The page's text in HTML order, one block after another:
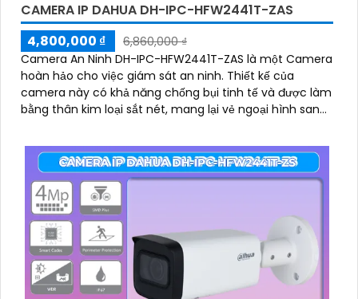
CAMERA IP DAHUA DH-IPC-HFW2441T-ZAS
4,800,000 ₫
6,860,000 ₫
Camera An Ninh DH-IPC-HFW2441T-ZAS là một Camera
hoàn hảo cho việc giám sát an ninh. Thiết kế của
camera này có khả năng chống bụi tinh tế và được làm
bằng thân kim loại sắt nét, mang lại vẻ ngoại hình sang